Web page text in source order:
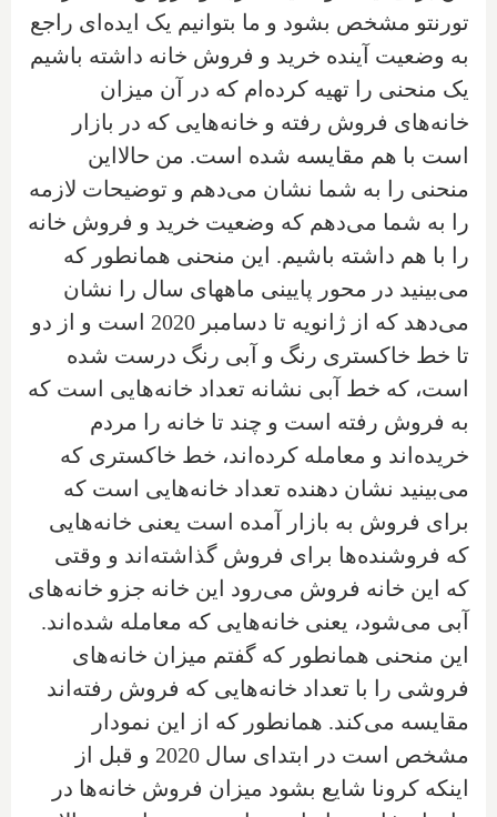
تورنتو مشخص بشود و ما بتوانیم یک ایده‌ای راجع
به وضعیت آینده خرید و فروش خانه داشته باشیم
یک منحنی را تهیه کرده‌ام که در آن میزان
خانه‌های فروش رفته و خانه‌هایی که در بازار
است با هم مقایسه شده است. من حالااین
منحنی را به شما نشان می‌دهم و توضیحات لازمه
را به شما می‌دهم که وضعیت خرید و فروش خانه
را با هم داشته باشیم. این منحنی همانطور که
می‌بینید در محور پایینی ماههای سال را نشان
می‌دهد که از ژانویه تا دسامبر 2020 است و از دو
تا خط خاکستری رنگ و آبی رنگ درست شده
است، که خط آبی نشانه تعداد خانه‌هایی است که
به فروش رفته است و چند تا خانه را مردم
خریده‌اند و معامله کرده‌اند، خط خاکستری که
می‌بینید نشان دهنده تعداد خانه‌هایی است که
برای فروش به بازار آمده است یعنی خانه‌هایی
که فروشنده‌ها برای فروش گذاشته‌اند و وقتی
که این خانه فروش می‌رود این خانه جزو خانه‌های
آبی می‌شود، یعنی خانه‌هایی که معامله شده‌اند.
این منحنی همانطور که گفتم میزان خانه‌های
فروشی را با تعداد خانه‌هایی که فروش رفته‌اند
مقایسه می‌کند. همانطور که از این نمودار
مشخص است در ابتدای سال 2020 و قبل از
اینکه کرونا شایع بشود میزان فروش خانه‌ها در